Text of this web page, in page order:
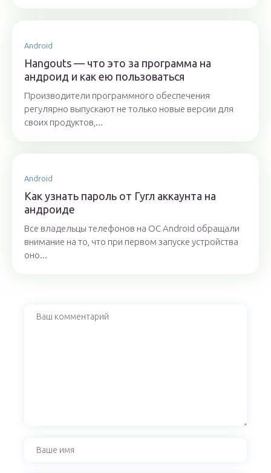
Android
Hangouts — что это за программа на
андроид и как ею пользоваться
Производители программного обеспечения
регулярно выпускают не только новые версии для
своих продуктов,...
Android
Как узнать пароль от Гугл аккаунта на
андроиде
Все владельцы телефонов на ОС Android обращали
внимание на то, что при первом запуске устройства
оно...